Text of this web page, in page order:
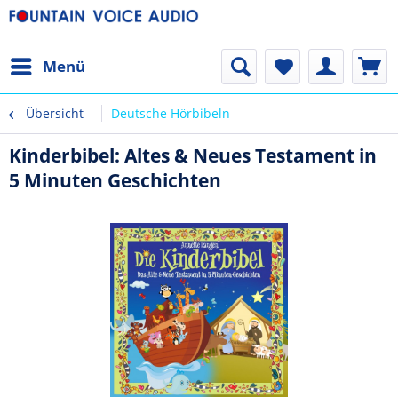
Menü
Übersicht Deutsche Hörbibeln
Kinderbibel: Altes & Neues Testament in
5 Minuten Geschichten